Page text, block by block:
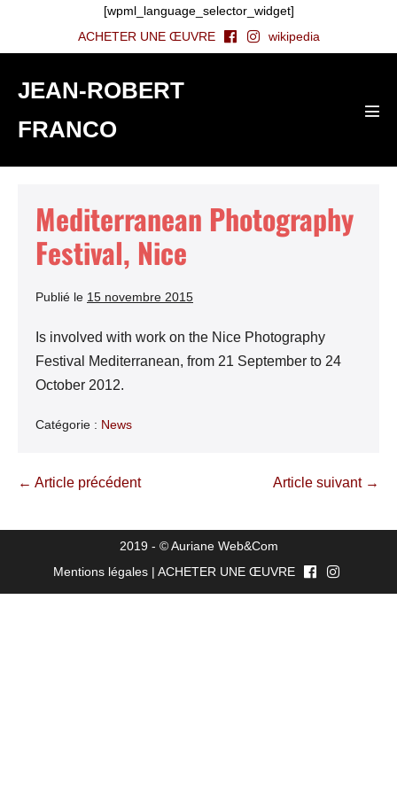
[wpml_language_selector_widget]
ACHETER UNE ŒUVRE
wikipedia
JEAN-ROBERT
FRANCO
Mediterranean Photography
Festival, Nice
Publié le 15 novembre 2015
Is involved with work on the Nice Photography
Festival Mediterranean, from 21 September to 24
October 2012.
Catégorie : News
Navigation
← Article précédent Article suivant →
2019 - ©Auriane Web&Com
Mentions légales| ACHETER UNE ŒUVRE